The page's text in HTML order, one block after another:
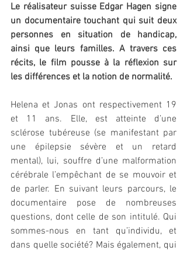
Le réalisateur suisse Edgar Hagen signe
un documentaire touchant qui suit deux
personnes en situation de handicap,
ainsi que leurs familles. A travers ces
récits, le film pousse à la réflexion sur
les différences et la notion de normalité.
Helena et Jonas ont respectivement 19
et 11 ans. Elle, est atteinte d’une
sclérose tubéreuse (se manifestant par
une épilepsie sévère et un retard
mental), lui, souffre d’une malformation
cérébrale l’empêchant de se mouvoir et
de parler. En suivant leurs parcours, le
documentaire pose de nombreuses
questions, dont celle de son intitulé. Qui
sommes-nous en tant qu’individu, et
dans quelle société? Mais également, qui